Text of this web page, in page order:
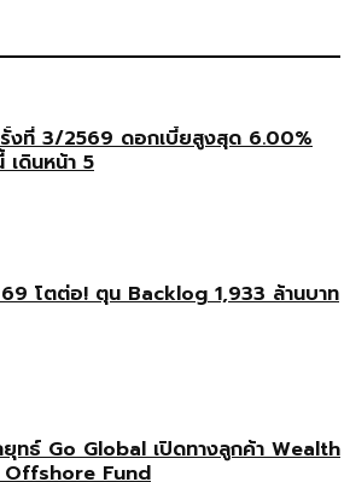
งที่ 3/2569 ดอกเบี้ยสูงสุด 6.00%
ดินหน้า 5
โตต่อ! ตุน Backlog 1,933 ล้านบาท
ทธ์ Go Global เปิดทางลูกค้า Wealth
Offshore Fund